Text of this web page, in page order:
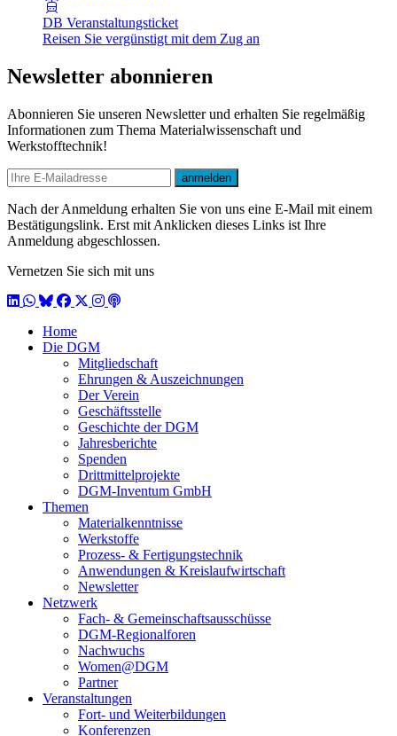
DB Veranstaltungsticket
Reisen Sie vergünstigt mit dem Zug an
Newsletter abonnieren
Abonnieren Sie unseren Newsletter und erhalten Sie regelmäßig
Informationen zum Thema Materialwissenschaft und
Werkstofftechnik!
E-mail
anmelden
Nach der Anmeldung erhalten Sie von uns eine E-Mail mit einem
Bestätigungslink. Erst mit Anklicken dieses Links ist Ihre
Anmeldung abgeschlossen.
Vernetzen Sie sich mit uns
LinkedIn
WhatsApp
BlueSky
Facebook
X / Twitter
Instagram
Podcast
Home
Die DGM
Mitgliedschaft
Ehrungen & Auszeichnungen
Der Verein
Geschäftsstelle
Geschichte der DGM
Jahresberichte
Spenden
Drittmittelprojekte
DGM-Inventum GmbH
Themen
Materialkenntnisse
Werkstoffe
Prozess- & Fertigungstechnik
Anwendungen & Kreislaufwirtschaft
Newsletter
Netzwerk
Fach- & Gemeinschaftsausschüsse
DGM-Regionalforen
Nachwuchs
Women@DGM
Partner
Veranstaltungen
Fort- und Weiterbildungen
Konferenzen